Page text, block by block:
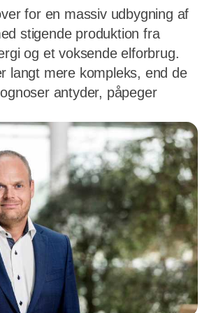
for en massiv udbygning af
stigende produktion fra
og et voksende elforbrug.
langt mere kompleks, end de
antyder, påpeger